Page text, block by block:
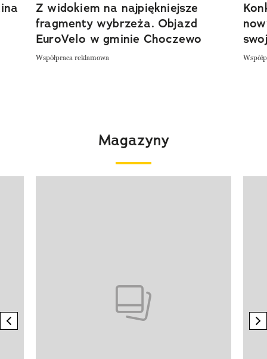
Z widokiem na najpiękniejsze
fragmenty wybrzeża. Objazd
EuroVelo w gminie Choczewo
Współpraca reklamowa
Magazyny
previous element